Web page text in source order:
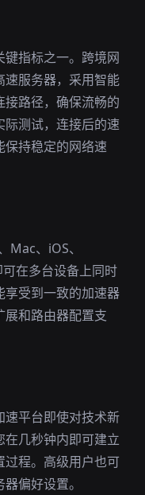
指标之一。跨境网
速服务器，采用智能
路径，确保流畅的
测试，连接后的速
保持稳定的网络速
、iOS、
在多台设备上同时
享受到一致的加速器
和路由器配置支
速平台即使对技术新
几秒钟内即可建立
过程。高级用户也可
偏好设置。